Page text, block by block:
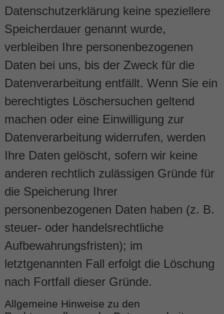
Datenschutzerklärung keine speziellere
Speicherdauer genannt wurde,
verbleiben Ihre personenbezogenen
Daten bei uns, bis der Zweck für die
Datenverarbeitung entfällt. Wenn Sie ein
berechtigtes Löschersuchen geltend
machen oder eine Einwilligung zur
Datenverarbeitung widerrufen, werden
Ihre Daten gelöscht, sofern wir keine
anderen rechtlich zulässigen Gründe für
die Speicherung Ihrer
personenbezogenen Daten haben (z. B.
steuer- oder handelsrechtliche
Aufbewahrungsfristen); im
letztgenannten Fall erfolgt die Löschung
nach Fortfall dieser Gründe.
Allgemeine Hinweise zu den